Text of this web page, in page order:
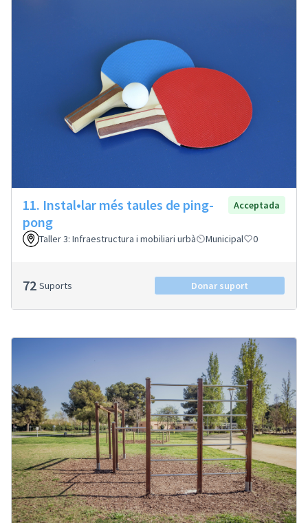
11. Instal•lar més taules de ping-
pong
Acceptada
Taller 3: Infraestructura i mobiliari urbà Municipal 0
72 Suports Donar suport